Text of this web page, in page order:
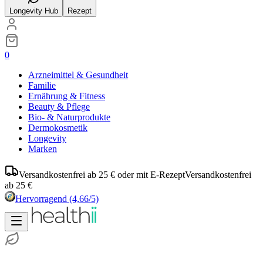
Longevity Hub Rezept
0
Arzneimittel & Gesundheit
Familie
Ernährung & Fitness
Beauty & Pflege
Bio- & Naturprodukte
Dermokosmetik
Longevity
Marken
Versandkostenfrei ab 25 € oder mit E-RezeptVersandkostenfrei
ab 25 €
Hervorragend (4,66/5)